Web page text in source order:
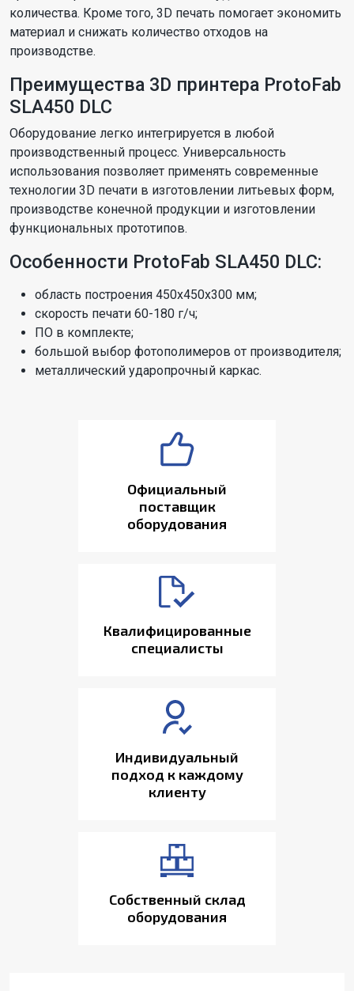
количества. Кроме того, 3D печать помогает экономить
материал и снижать количество отходов на
производстве.
Преимущества 3D принтера ProtoFab
SLA450 DLC
Оборудование легко интегрируется в любой
производственный процесс. Универсальность
использования позволяет применять современные
технологии 3D печати в изготовлении литьевых форм,
производстве конечной продукции и изготовлении
функциональных прототипов.
Особенности ProtoFab SLA450 DLC:
область построения 450х450х300 мм;
скорость печати 60-180 г/ч;
ПО в комплекте;
большой выбор фотополимеров от производителя;
металлический ударопрочный каркас.
Официальный
поставщик
оборудования
Квалифицированные
специалисты
Индивидуальный
подход к каждому
клиенту
Собственный склад
оборудования